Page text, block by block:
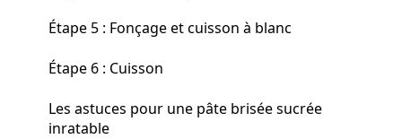
Étape 5 : Fonçage et cuisson à blanc
Étape 6 : Cuisson
Les astuces pour une pâte brisée sucrée
inratable